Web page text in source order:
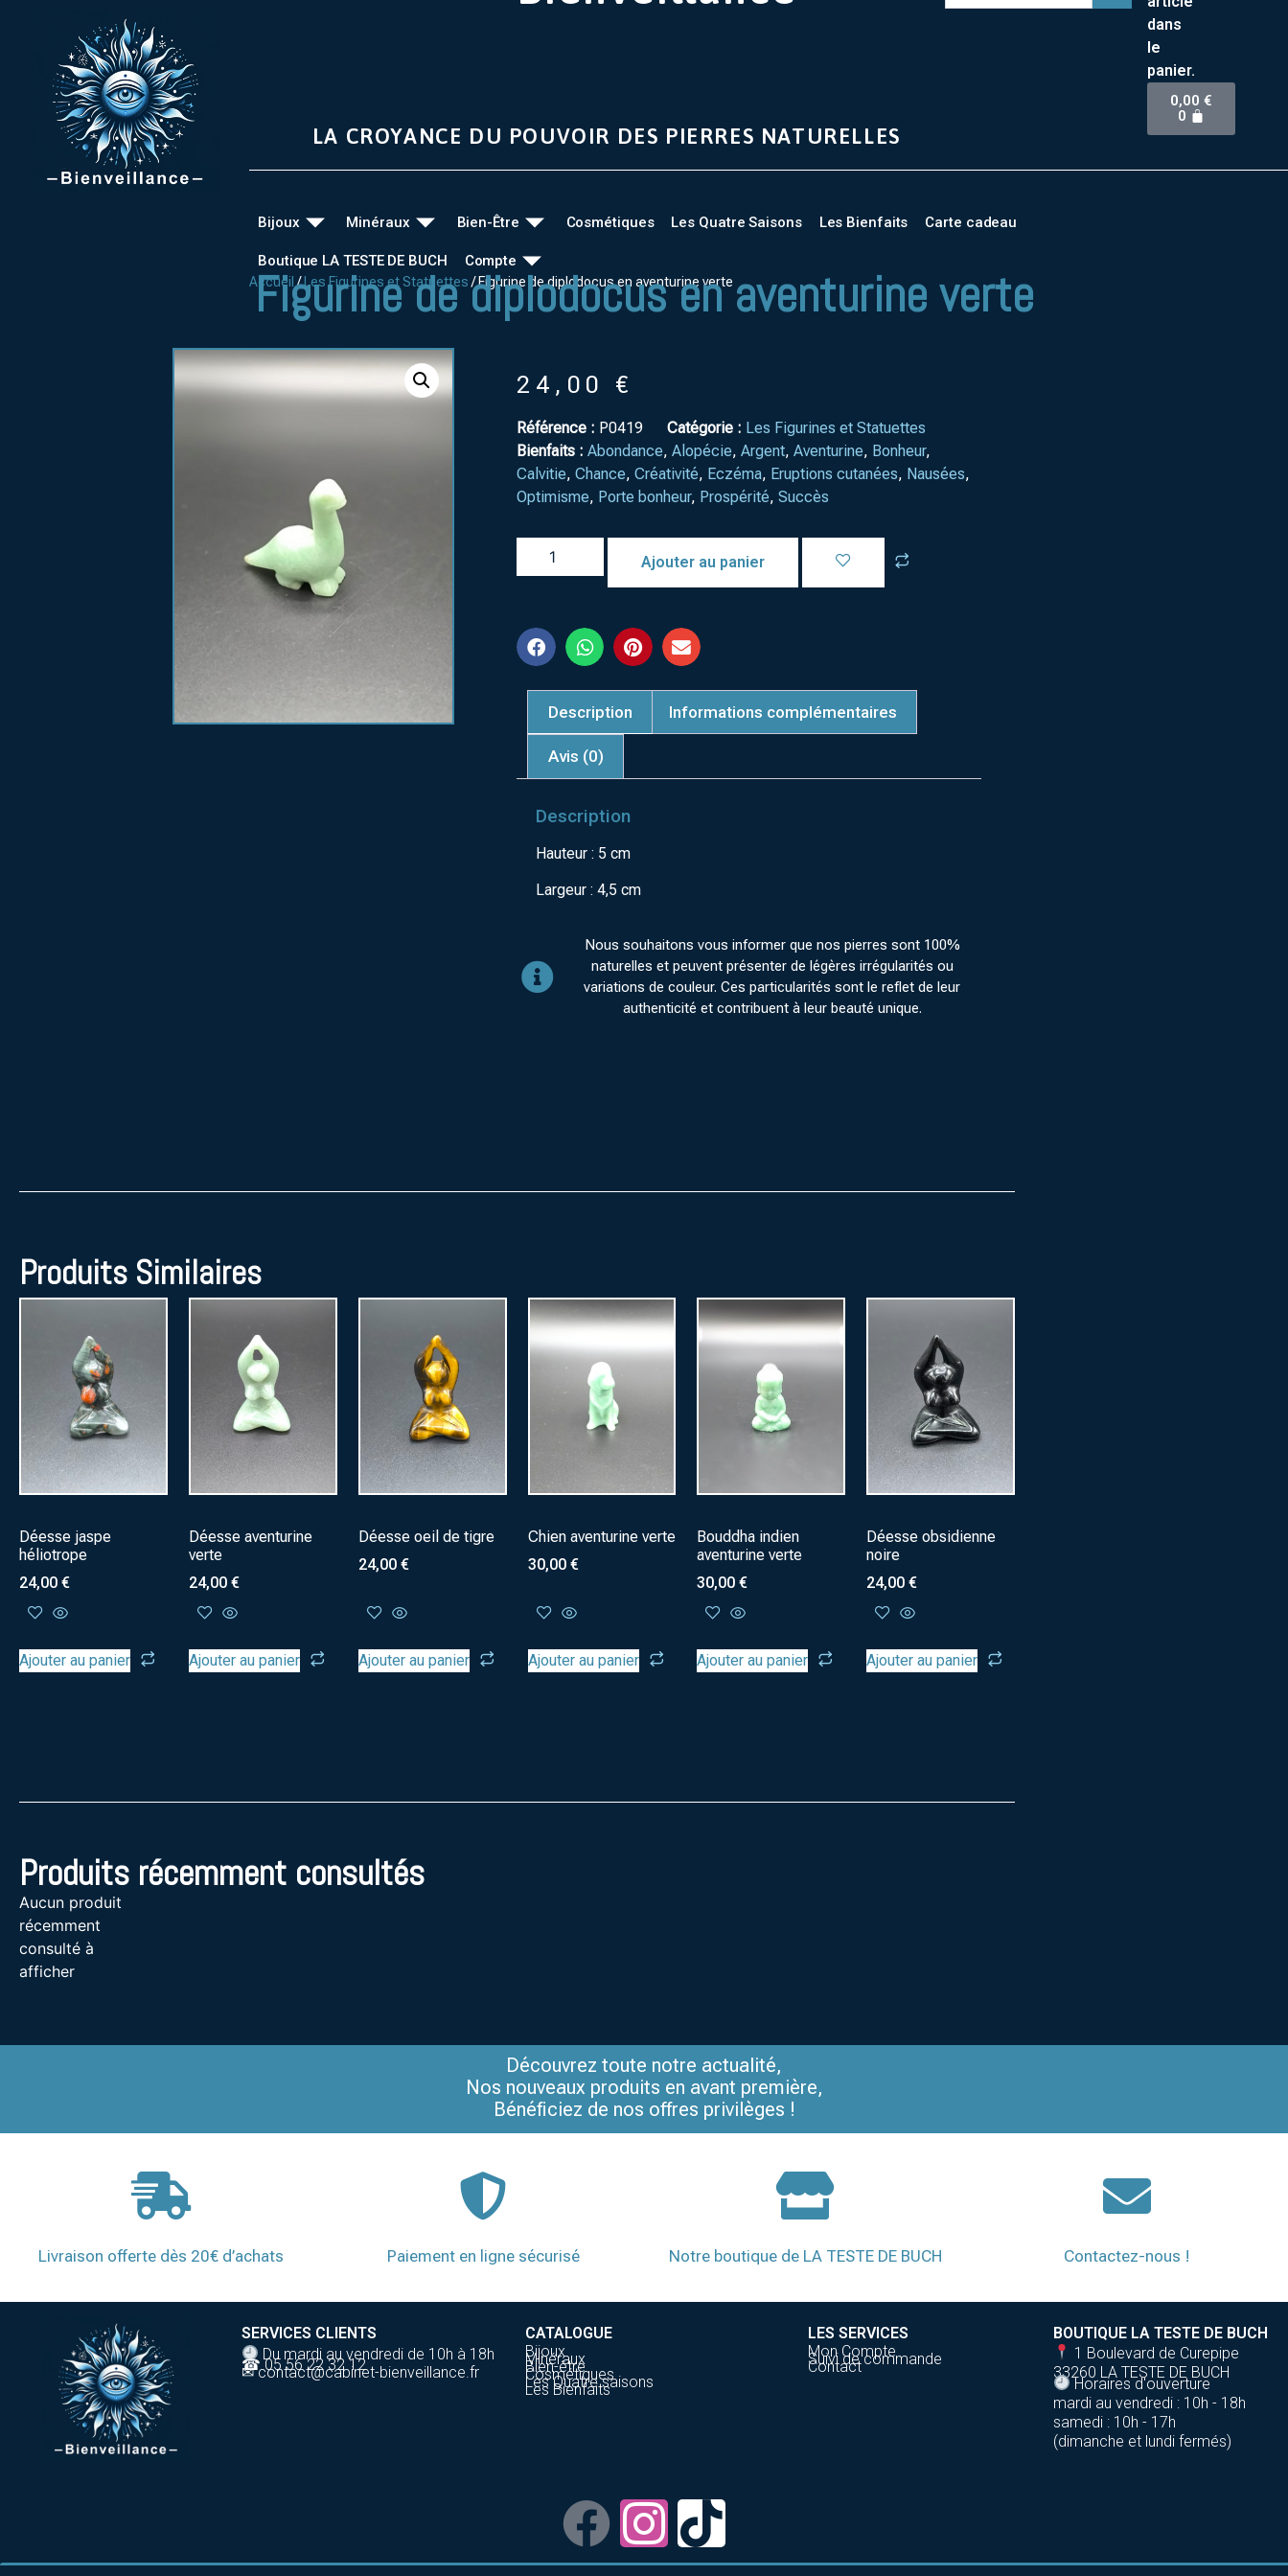
dans
le
panier.
0,00€
0
LA CROYANCE DU POUVOIR DES PIERRES NATURELLES
Bijoux Minéraux Bien-Être Cosmétiques Les Quatre Saisons Les Bienfaits Carte cadeau
Boutique LA TESTE DE BUCH Compte
Accueil /Les Figurines et Statuettes/ Figurine de diplodocus en aventurine verte
Figurine de diplodocus en aventurine verte
24,00 €
Référence : P0419 Catégorie : Les Figurines et Statuettes
Bienfaits : Abondance,Alopécie,Argent,Aventurine, Bonheur,
Calvitie,Chance,Créativité, Eczéma, Eruptions cutanées, Nausées,
Optimisme, Porte bonheur, Prospérité,Succès
Ajouter au panier
Description Informations complémentaires
Avis (0)
Description
Hauteur : 5 cm
Largeur : 4,5 cm
Nous souhaitons vous informer que nos pierres sont 100%
naturelles et peuvent présenter de légères irrégularités ou
variations de couleur. Ces particularités sont le reflet de leur
authenticité et contribuent à leur beauté unique.
Produits Similaires
Déesse jaspe
héliotrope
24,00 €
Ajouter au panier
Déesse aventurine
verte
24,00 €
Ajouter au panier
Déesse oeil de tigre
24,00 €
Ajouter au panier
Chien aventurine verte
30,00 €
Ajouter au panier
Bouddha indien
aventurine verte
30,00€
Ajouter au panier
Déesse obsidienne
noire
24,00€
Ajouter au panier
Produits récemment consultés
Aucun produit
récemment
consulté à
afficher
Découvrez toute notre actualité,
Nos nouveaux produits en avant première,
Bénéficiez de nos offres privilèges !
Livraison offerte dès 20€ d’achats Paiement en ligne sécurisé Notre boutique de LA TESTE DE BUCH Contactez-nous !
SERVICES CLIENTS
Du mardi au vendredi de 10h à 18h
☎ 05 56 22 32 12
✉ contact@cabinet-bienveillance.fr
CATALOGUE
Bijoux
Minéraux
Bien-être
Cosmétiques
Les Quatre saisons
Les Bienfaits
LES SERVICES
Mon Compte
Suivi de commande
Contact
BOUTIQUE LA TESTE DE BUCH
1 Boulevard de Curepipe
33260 LA TESTE DE BUCH
Horaires d'ouverture
mardi au vendredi : 10h - 18h
samedi : 10h - 17h
(dimanche et lundi fermés)